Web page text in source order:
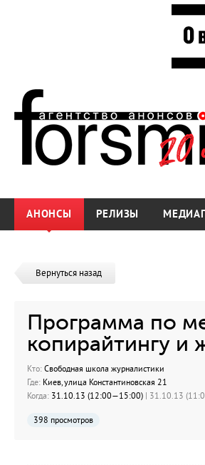
АНОНСЫ РЕЛИЗЫ
Вернуться назад
Программа по
копирайтингу и
Кто: Свободная школа журналистики
Где: Киев, улица Константиновская 21
Когда: 31.10.13 (12:00—15:00) | 31.10.13
398 просмотров